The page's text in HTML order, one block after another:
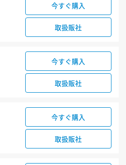
今すぐ購入
取扱販社
今すぐ購入
取扱販社
今すぐ購入
取扱販社